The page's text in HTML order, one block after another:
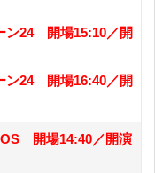
24 開場15:10／開
24 開場16:40／開
開場14:40／開演